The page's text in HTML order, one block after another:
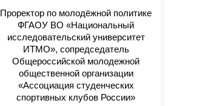
Проректор по молодёжной политике
ФГАОУ ВО «Национальный
исследовательский университет
ИТМО», сопредседатель
Общероссийской молодежной
общественной организации
«Ассоциация студенческих
спортивных клубов России»